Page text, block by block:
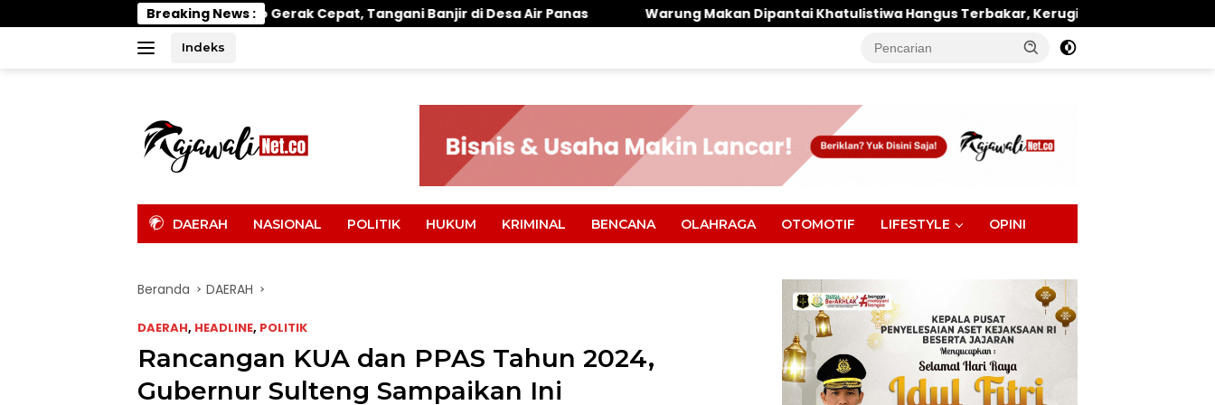
ke
Breaking News :
Wabup Parimo Gerak Cepat, Tangani Banjir di Desa Air Panas Warung Makan Dipantai Khatulistiwa Hangus Terbakar, Kerugian Ditaksir Ratusan Juta
Indeks
DAERAH NASIONAL POLITIK HUKUM KRIMINAL BENCANA OLAHRAGA OTOMOTIF LIFESTYLE OPINI
Beranda DAERAH
DAERAH, HEADLINE, POLITIK
Rancangan KUA dan PPAS Tahun 2024,
Gubernur Sulteng Sampaikan Ini